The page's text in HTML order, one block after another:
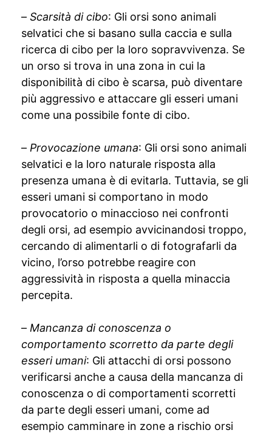
– Scarsità di cibo: Gli orsi sono animali
selvatici che si basano sulla caccia e sulla
ricerca di cibo per la loro sopravvivenza. Se
un orso si trova in una zona in cui la
disponibilità di cibo è scarsa, può diventare
più aggressivo e attaccare gli esseri umani
come una possibile fonte di cibo.
– Provocazione umana: Gli orsi sono animali
selvatici e la loro naturale risposta alla
presenza umana è di evitarla. Tuttavia, se gli
esseri umani si comportano in modo
provocatorio o minaccioso nei confronti
degli orsi, ad esempio avvicinandosi troppo,
cercando di alimentarli o di fotografarli da
vicino, l’orso potrebbe reagire con
aggressività in risposta a quella minaccia
percepita.
– Mancanza di conoscenza o
comportamento scorretto da parte degli
esseri umani: Gli attacchi di orsi possono
verificarsi anche a causa della mancanza di
conoscenza o di comportamenti scorretti
da parte degli esseri umani, come ad
esempio camminare in zone a rischio orsi